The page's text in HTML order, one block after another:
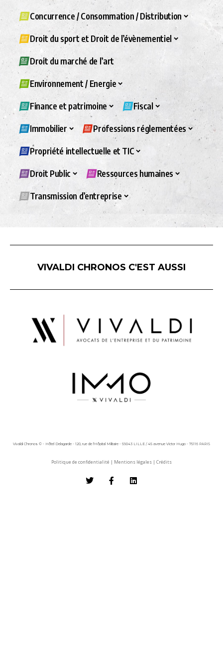
Concurrence / Consommation / Distribution
Droit du sport et Droit de l’évènementiel
Droit du marché de l’art
Environnement / Energie
Finance et patrimoine Fiscal
Immobilier Professions réglementées
Propriété intellectuelle et TIC
Droit Public Ressources humaines
Transmission d’entreprise
VIVALDI CHRONOS C'EST AUSSI
Vivaldi Chronos © - Hôtel Delagarde - 120, rue de l'Hôpital Militaire - 59043 LILLE / 45 avenue Victor Hugo - 75116 PARIS
Politique de confidentialité | Mentions légales | Crédits